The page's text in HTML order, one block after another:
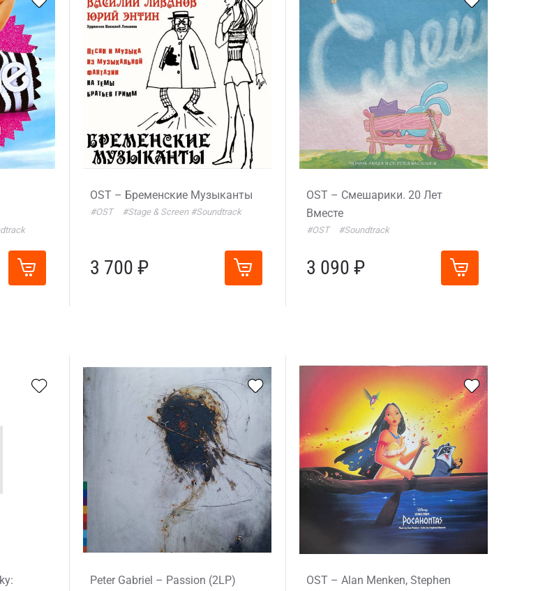
OST – Бременские Музыканты
#OST #Stage & Screen #Soundtrack
3 700 ₽
OST – Смешарики. 20 Лет
Вместе
#OST #Soundtrack
3 090 ₽
Peter Gabriel – Passion (2LP)
OST – Alan Menken, Stephen